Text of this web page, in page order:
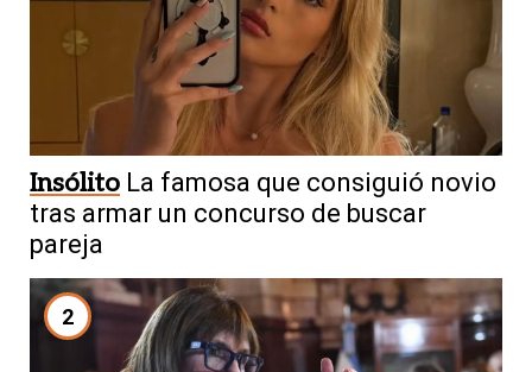
Insólito La famosa que consiguió novio
tras armar un concurso de buscar
pareja
2